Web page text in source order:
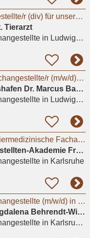
Tierärztiche Fachangestellte/r (div) für unsere Kleintierpraxis in Ludwigshafen Friesenheim.
Tierarzt
in Ludwigshafen am Rhein, Friesenheim/Nord
Tiermedizinische/r Fachangestellte/r (m/w/d) in Voll- und Teilzeit gesucht
Pferdeklinik Ludwigshafen Dr. Marcus Bayer, Dr. Wigo Horstmann, Dr. Johanna Engl
in Ludwigshafen am Rhein, Maudach
Nachhilfelehrkraft für tiermedizinische Fachangestellte (m/w/d) in Karlsruhe
DAA Deutsche Angestellten-Akademie Freiburg
in Karlsruhe
Tiermedizinische Fachangestellte (m/w/d) in Teilzeit gesucht
Tierarztpraxis Dr. Magdalena Behrendt-Wippermann
in Karlsruhe, Südweststadt